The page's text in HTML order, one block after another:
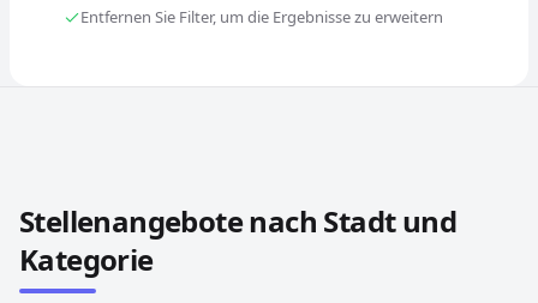
Entfernen Sie Filter, um die Ergebnisse zu erweitern
Stellenangebote nach Stadt und
Kategorie